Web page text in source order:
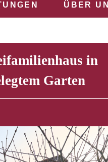
ÜBER
in
Garten